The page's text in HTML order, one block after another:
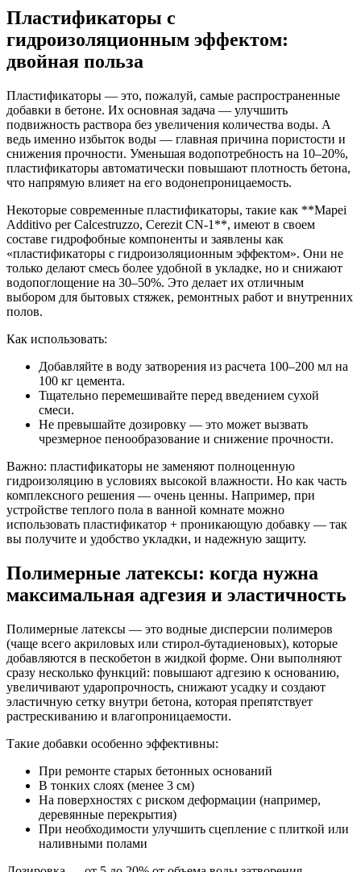
Пластификаторы с
гидроизоляционным эффектом:
двойная польза
Пластификаторы — это, пожалуй, самые распространенные
добавки в бетоне. Их основная задача — улучшить
подвижность раствора без увеличения количества воды. А
ведь именно избыток воды — главная причина пористости и
снижения прочности. Уменьшая водопотребность на 10–20%,
пластификаторы автоматически повышают плотность бетона,
что напрямую влияет на его водонепроницаемость.
Некоторые современные пластификаторы, такие как **Mapei
Additivo per Calcestruzzo, Cerezit CN-1**, имеют в своем
составе гидрофобные компоненты и заявлены как
«пластификаторы с гидроизоляционным эффектом». Они не
только делают смесь более удобной в укладке, но и снижают
водопоглощение на 30–50%. Это делает их отличным
выбором для бытовых стяжек, ремонтных работ и внутренних
полов.
Как использовать:
Добавляйте в воду затворения из расчета 100–200 мл на
100 кг цемента.
Тщательно перемешивайте перед введением сухой
смеси.
Не превышайте дозировку — это может вызвать
чрезмерное пенообразование и снижение прочности.
Важно: пластификаторы не заменяют полноценную
гидроизоляцию в условиях высокой влажности. Но как часть
комплексного решения — очень ценны. Например, при
устройстве теплого пола в ванной комнате можно
использовать пластификатор + проникающую добавку — так
вы получите и удобство укладки, и надежную защиту.
Полимерные латексы: когда нужна
максимальная адгезия и эластичность
Полимерные латексы — это водные дисперсии полимеров
(чаще всего акриловых или стирол-бутадиеновых), которые
добавляются в пескобетон в жидкой форме. Они выполняют
сразу несколько функций: повышают адгезию к основанию,
увеличивают ударопрочность, снижают усадку и создают
эластичную сетку внутри бетона, которая препятствует
растрескиванию и влагопроницаемости.
Такие добавки особенно эффективны:
При ремонте старых бетонных оснований
В тонких слоях (менее 3 см)
На поверхностях с риском деформации (например,
деревянные перекрытия)
При необходимости улучшить сцепление с плиткой или
наливными полами